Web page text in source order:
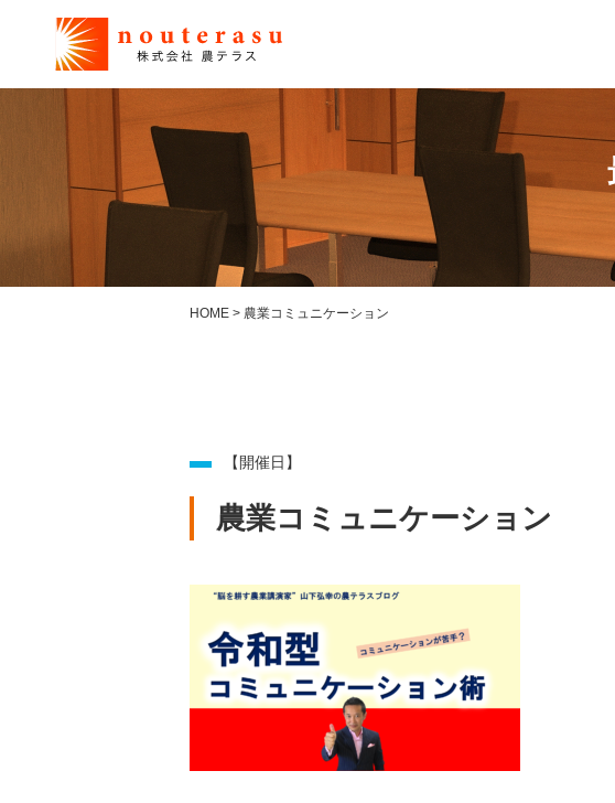
HOME > 農業コミュニケーション
【開催日】
農業コミュニケーション